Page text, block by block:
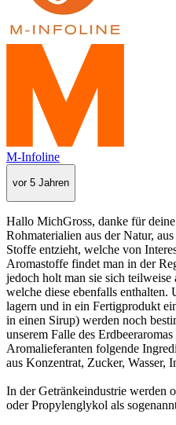
M-Infoline
vor 5 Jahren
Hallo MichGross, danke für
Rohmaterialien aus der Natur,
Stoffe entzieht, welche von
Aromastoffe findet man in der
jedoch holt man sie sich teilweise
welche diese ebenfalls enthalten.
lagern und in ein Fertigprodukt
in einen Sirup) werden noch
unserem Falle des
Aromalieferanten folgende
aus Konzentrat, Zucker, Wasser,
In der Getränkeindustrie werden
oder Propylenglykol als